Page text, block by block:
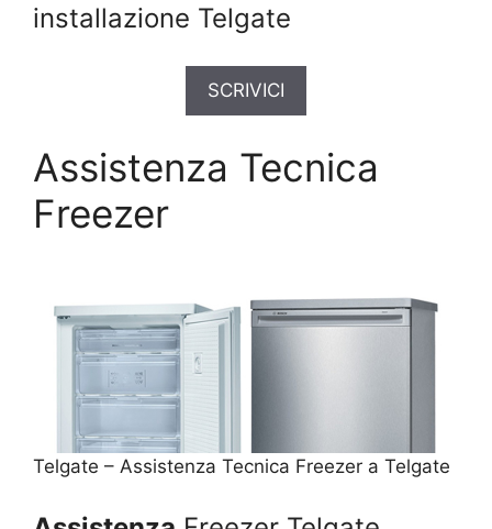
installazione Telgate
SCRIVICI
Assistenza Tecnica
Freezer
Telgate – Assistenza Tecnica Freezer a Telgate